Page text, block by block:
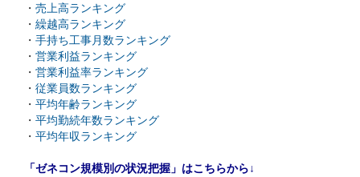
・ 売上高ランキング
・ 繰越高ランキング
・ 手持ち工事月数ランキング
・ 営業利益ランキング
・ 営業利益率ランキング
・ 従業員数ランキング
・ 平均年齢ランキング
・ 平均勤続年数ランキング
・ 平均年収ランキング
「ゼネコン規模別の状況把握」はこちらから↓